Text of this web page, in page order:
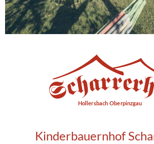
Kinderbauernhof